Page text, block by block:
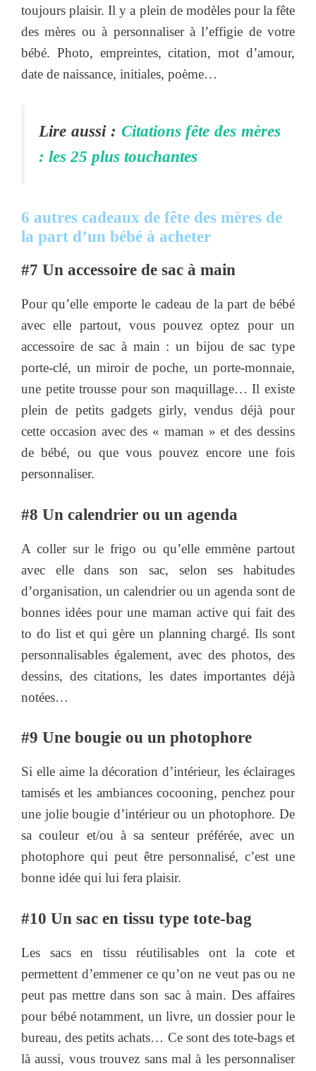
toujours plaisir. Il y a plein de modèles pour la fête
des mères ou à personnaliser à l’effigie de votre
bébé. Photo, empreintes, citation, mot d’amour,
date de naissance, initiales, poème…
Lire aussi : Citations fête des mères
: les 25 plus touchantes
6 autres cadeaux de fête des mères de
la part d’un bébé à acheter
#7 Un accessoire de sac à main
Pour qu’elle emporte le cadeau de la part de bébé
avec elle partout, vous pouvez optez pour un
accessoire de sac à main : un bijou de sac type
porte-clé, un miroir de poche, un porte-monnaie,
une petite trousse pour son maquillage… Il existe
plein de petits gadgets girly, vendus déjà pour
cette occasion avec des « maman » et des dessins
de bébé, ou que vous pouvez encore une fois
personnaliser.
#8 Un calendrier ou un agenda
A coller sur le frigo ou qu’elle emmène partout
avec elle dans son sac, selon ses habitudes
d’organisation, un calendrier ou un agenda sont de
bonnes idées pour une maman active qui fait des
to do list et qui gère un planning chargé. Ils sont
personnalisables également, avec des photos, des
dessins, des citations, les dates importantes déjà
notées…
#9 Une bougie ou un photophore
Si elle aime la décoration d’intérieur, les éclairages
tamisés et les ambiances cocooning, penchez pour
une jolie bougie d’intérieur ou un photophore. De
sa couleur et/ou à sa senteur préférée, avec un
photophore qui peut être personnalisé, c’est une
bonne idée qui lui fera plaisir.
#10 Un sac en tissu type tote-bag
Les sacs en tissu réutilisables ont la cote et
permettent d’emmener ce qu’on ne veut pas ou ne
peut pas mettre dans son sac à main. Des affaires
pour bébé notamment, un livre, un dossier pour le
bureau, des petits achats… Ce sont des tote-bags et
là aussi, vous trouvez sans mal à les personnaliser